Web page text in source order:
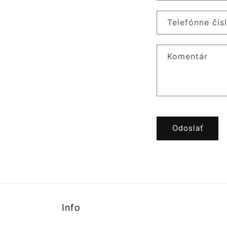
Telefónne
Komentár
Odoslať
Info